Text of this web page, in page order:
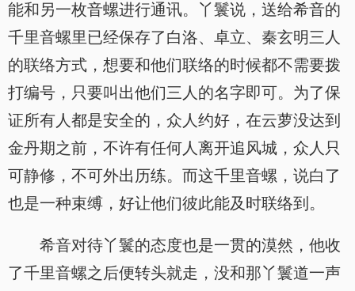
能和另一枚音螺进行通讯。丫鬟说，送给希音的
千里音螺里已经保存了白洛、卓立、秦玄明三人
的联络方式，想要和他们联络的时候都不需要拨
打编号，只要叫出他们三人的名字即可。为了保
证所有人都是安全的，众人约好，在云萝没达到
金丹期之前，不许有任何人离开追风城，众人只
可静修，不可外出历练。而这千里音螺，说白了
也是一种束缚，好让他们彼此能及时联络到。
希音对待丫鬟的态度也是一贯的漠然，他收
了千里音螺之后便转头就走，没和那丫鬟道一声